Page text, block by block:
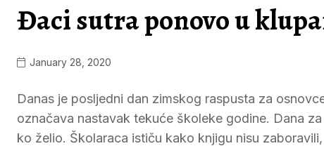
Đaci sutra ponovo u
January 28, 2020
Danas je posljedni dan zimskog raspusta za
označava nastavak tekuće školeke godine. Dana
ko želio. Školaraca ističu kako knjigu nisu